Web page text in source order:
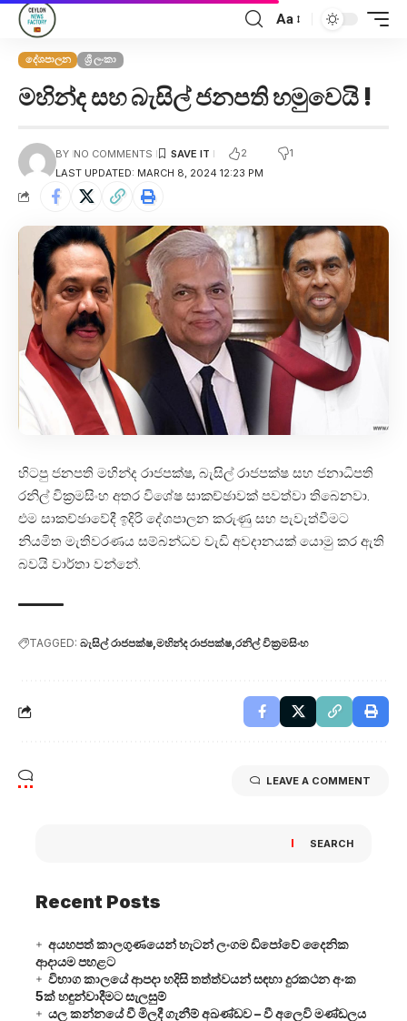
Aa
දේශපාලන ශ්‍රී ලංකා
මහින්ද සහ බැසිල් ජනපති හමුවෙයි !
LAST UPDATED: MARCH 8, 2024 12:23 PM
BY NO COMMENTS 2 1
හිටපු ජනපති මහින්ද රාජපක්ෂ, බැසිල් රාජපක්ෂ සහ ජනාධිපති
රනිල් වික්‍රමසිංහ අතර විශේෂ සාකච්ඡාවක් පවත්වා තිබෙනවා.
එම සාකච්ඡාවේදී ඉදිරි දේශපාලන කරුණු සහ පැවැත්වීමට
නියමිත මැතිවරණය සම්බන්ධව වැඩි අවදානයක් යොමු කර ඇති
බවයි වාර්තා වන්නේ.
TAGGED: බැසිල් රාජපක්ෂ මහින්ද රාජපක්ෂ රනිල් වික්‍රමසිංහ
LEAVE A COMMENT
SEARCH
Recent Posts
අයහපත් කාලගුණයෙන් හැටන් ලංගම ඩිපෝවේ දෛනික
ආදායම පහළට
විභාග කාලයේ ආපදා හදිසි තත්ත්වයන් සඳහා දුරකථන අංක
5ක් හඳුන්වාදීමට සැලසුම්
යල කන්නයේ වී මිලදී ගැනීම් අඛණ්ඩව – වී අලෙවි මණ්ඩලය